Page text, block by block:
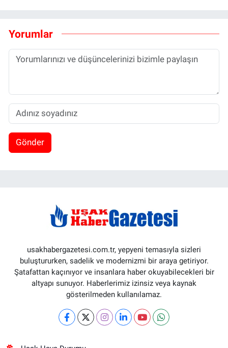
Yorumlar
Gönder
usakhabergazetesi.com.tr, yepyeni temasıyla sizleri
buluştururken, sadelik ve modernizmi bir araya getiriyor.
Şatafattan kaçınıyor ve insanlara haber okuyabilecekleri bir
altyapı sunuyor. Haberlerimiz izinsiz veya kaynak
gösterilmeden kullanılamaz.